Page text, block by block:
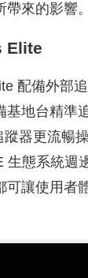
來的影響。
Elite
配備外部
基地台精準
器更流暢
生態系統週
可讓使用者